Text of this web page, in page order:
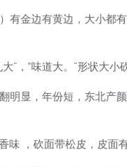
有金边有黄边，大小都
”，“味道大。”形状大
明显，年份短，东北产
，砍面带松皮，皮面